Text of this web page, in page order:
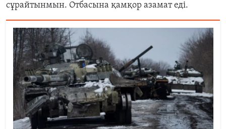
сұрайтынмын. Отбасына қамқор азамат еді.